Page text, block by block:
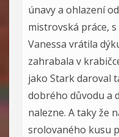
únavy a ohlazení
mistrovská práce,
Vanessa vrátila
zahrabala v
jako Stark daroval
dobrého důvodu a
nalezne. A taky že
srolovaného kusu